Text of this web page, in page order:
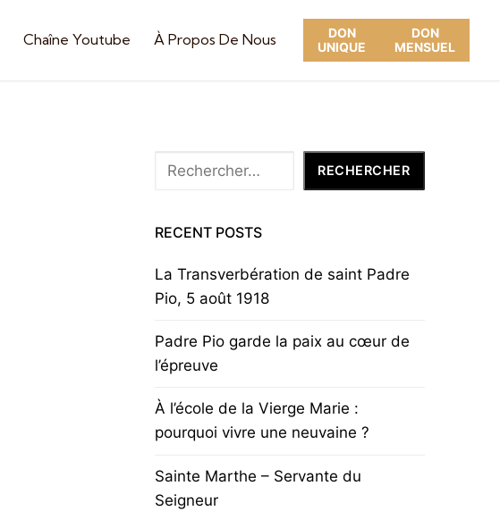
Chaîne Youtube À Propos De Nous
DON
UNIQUE
DON
MENSUEL
Rechercher RECHERCHER
RECENT POSTS
La Transverbération de saint Padre
Pio, 5 août 1918
Padre Pio garde la paix au cœur de
l’épreuve
À l’école de la Vierge Marie :
pourquoi vivre une neuvaine ?
Sainte Marthe – Servante du
Seigneur